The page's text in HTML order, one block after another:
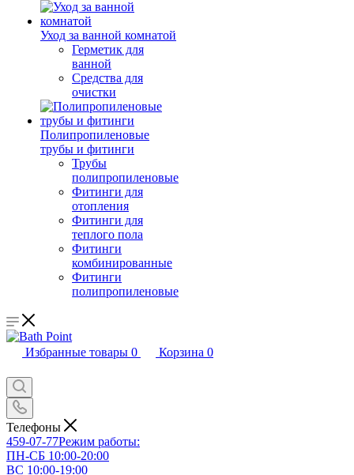
Уход за ванной комнатой
Герметик для
ванной
Средства для
очистки
Полипропиленовые
трубы и фитинги
Трубы
полипропиленовые
Фитинги для
отопления
Фитинги для
теплого пола
Фитинги
комбинированные
Фитинги
полипропиленовые
Избранные товары 0 Корзина 0
Телефоны
459-07-77Режим работы:
ПН-СБ 10:00-20:00
ВС 10:00-19:00